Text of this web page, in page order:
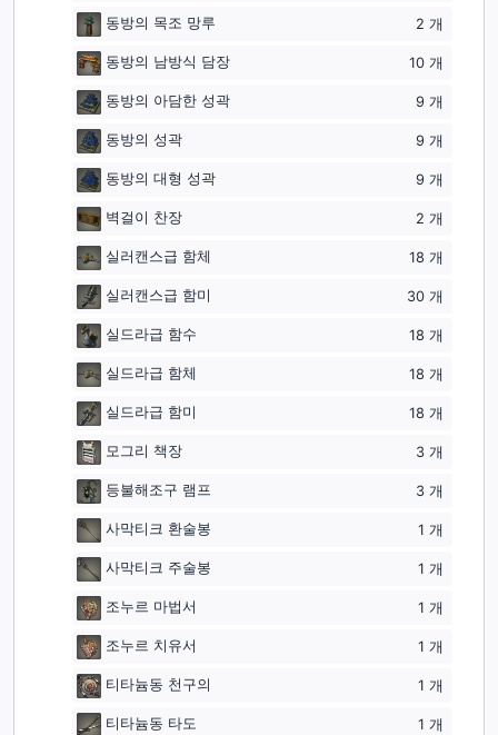
동방의 목조 망루 2 개
동방의 남방식 담장 10개
동방의 아담한 성곽 9 개
동방의 성곽 9 개
동방의 대형 성곽 9 개
벽걸이 찬장 2 개
실러캔스급 함체 18 개
실러캔스급 함미 30개
실드라급 함수 18 개
실드라급 함체 18 개
실드라급 함미 18 개
모그리 책장 3개
등불해조구 램프 3개
사막티크 환술봉 1 개
사막티크 주술봉 1 개
조누르 마법서 1 개
조누르 치유서 1 개
티타늄동 천구의 1 개
티타늄동 타도 1 개